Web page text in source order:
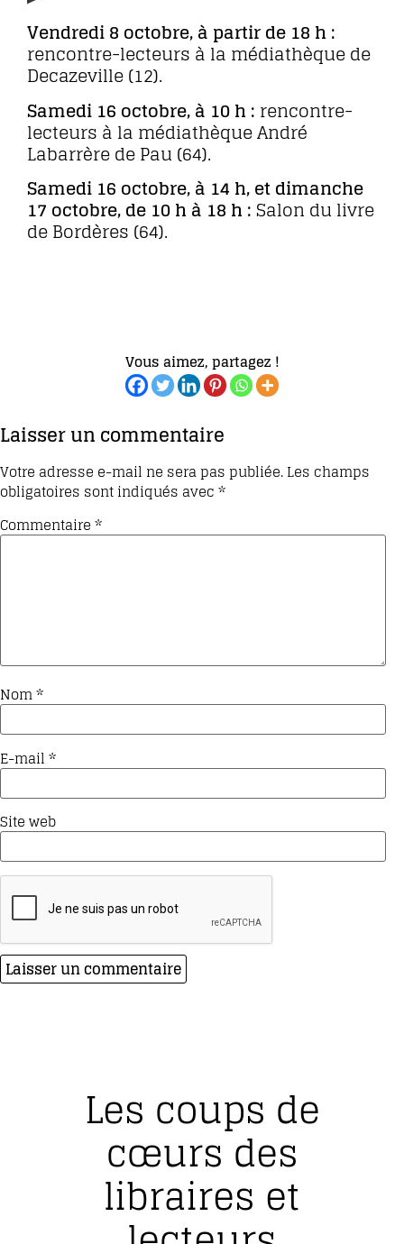
Vendredi 8 octobre, à partir de 18 h :
rencontre-lecteurs à la médiathèque de
Decazeville (12).
Samedi 16 octobre, à 10 h : rencontre-
lecteurs à la médiathèque André
Labarrère de Pau (64).
Samedi 16 octobre, à 14 h, et dimanche
17 octobre, de 10 h à 18 h :Salon du livre
de Bordères (64).
Vous aimez, partagez !
Laisser un commentaire
Votre adresse e-mail ne sera pas publiée.Les champs
obligatoires sont indiqués avec*
Commentaire*
Nom*
E-mail*
Site web
Les coups de
cœurs des
libraires et